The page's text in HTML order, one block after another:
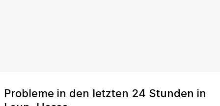
Probleme in den letzten 24 Stunden in